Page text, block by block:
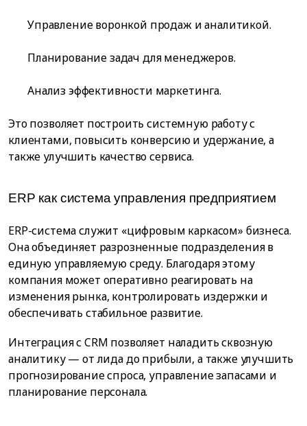
Управление воронкой продаж и аналитикой.
Планирование задач для менеджеров.
Анализ эффективности маркетинга.
Это позволяет построить системную работу с
клиентами, повысить конверсию и удержание, а
также улучшить качество сервиса.
ERP как система управления предприятием
ERP-система служит «цифровым каркасом» бизнеса.
Она объединяет разрозненные подразделения в
единую управляемую среду. Благодаря этому
компания может оперативно реагировать на
изменения рынка, контролировать издержки и
обеспечивать стабильное развитие.
Интеграция с CRM позволяет наладить сквозную
аналитику — от лида до прибыли, а также улучшить
прогнозирование спроса, управление запасами и
планирование персонала.